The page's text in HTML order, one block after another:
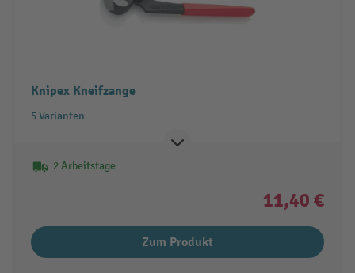
Knipex Kneifzange
5 Varianten
2 Arbeitstage
11,40 €
Zum Produkt